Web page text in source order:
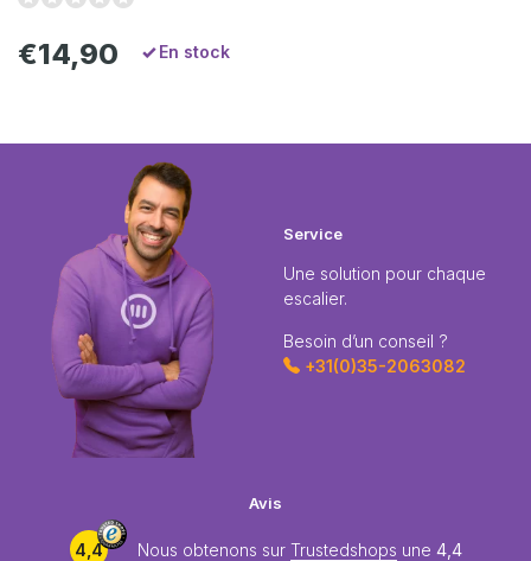
€14,90 En stock
Service
Une solution pour chaque
escalier.
Besoin d’un conseil ?
+31(0)35-2063082
Avis
4,4 Nous obtenons sur Trustedshops une 4,4